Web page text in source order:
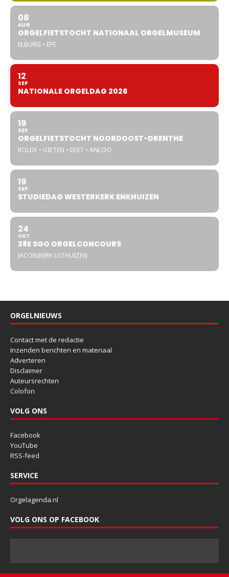
08
AUG
ORGELFIETSTOCHT NATIONAAL ORGELMUSEUM
ELBURG • EPE
12
SEP
NATIONALE ORGELDAG 2026
19
SEP
ORGELFIETSTOCHT NOORDOOST-DRENTHE
ROLDE • GIETEN • EEXT • ANLOO
19
SEP
STUDIEDAG WESTERKERK ENKHUIZEN
24
OKT
38E SGO ORGELCONCOURS
JACOBIKERK UITHUIZEN
ORGELNIEUWS
Contact met de redactie
Inzenden berichten en materiaal
Adverteren
Disclaimer
Auteursrechten
Colofon
VOLG ONS
Facebook
YouTube
RSS-feed
SERVICE
Orgelagenda.nl
VOLG ONS OP FACEBOOK